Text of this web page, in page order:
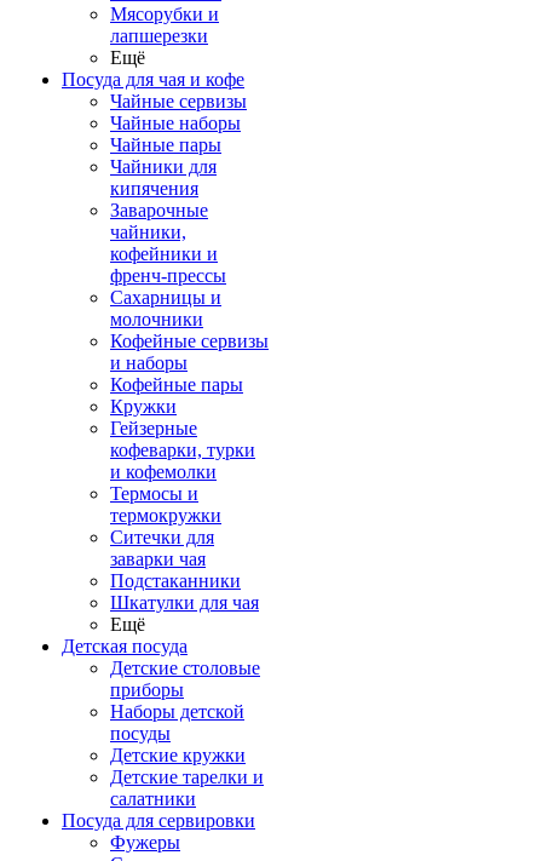
Мясорубки и
лапшерезки
Ещё
Посуда для чая и кофе
Чайные сервизы
Чайные наборы
Чайные пары
Чайники для
кипячения
Заварочные
чайники,
кофейники и
френч-прессы
Сахарницы и
молочники
Кофейные сервизы
и наборы
Кофейные пары
Кружки
Гейзерные
кофеварки, турки
и кофемолки
Термосы и
термокружки
Ситечки для
заварки чая
Подстаканники
Шкатулки для чая
Ещё
Детская посуда
Детские столовые
приборы
Наборы детской
посуды
Детские кружки
Детские тарелки и
салатники
Посуда для сервировки
Фужеры